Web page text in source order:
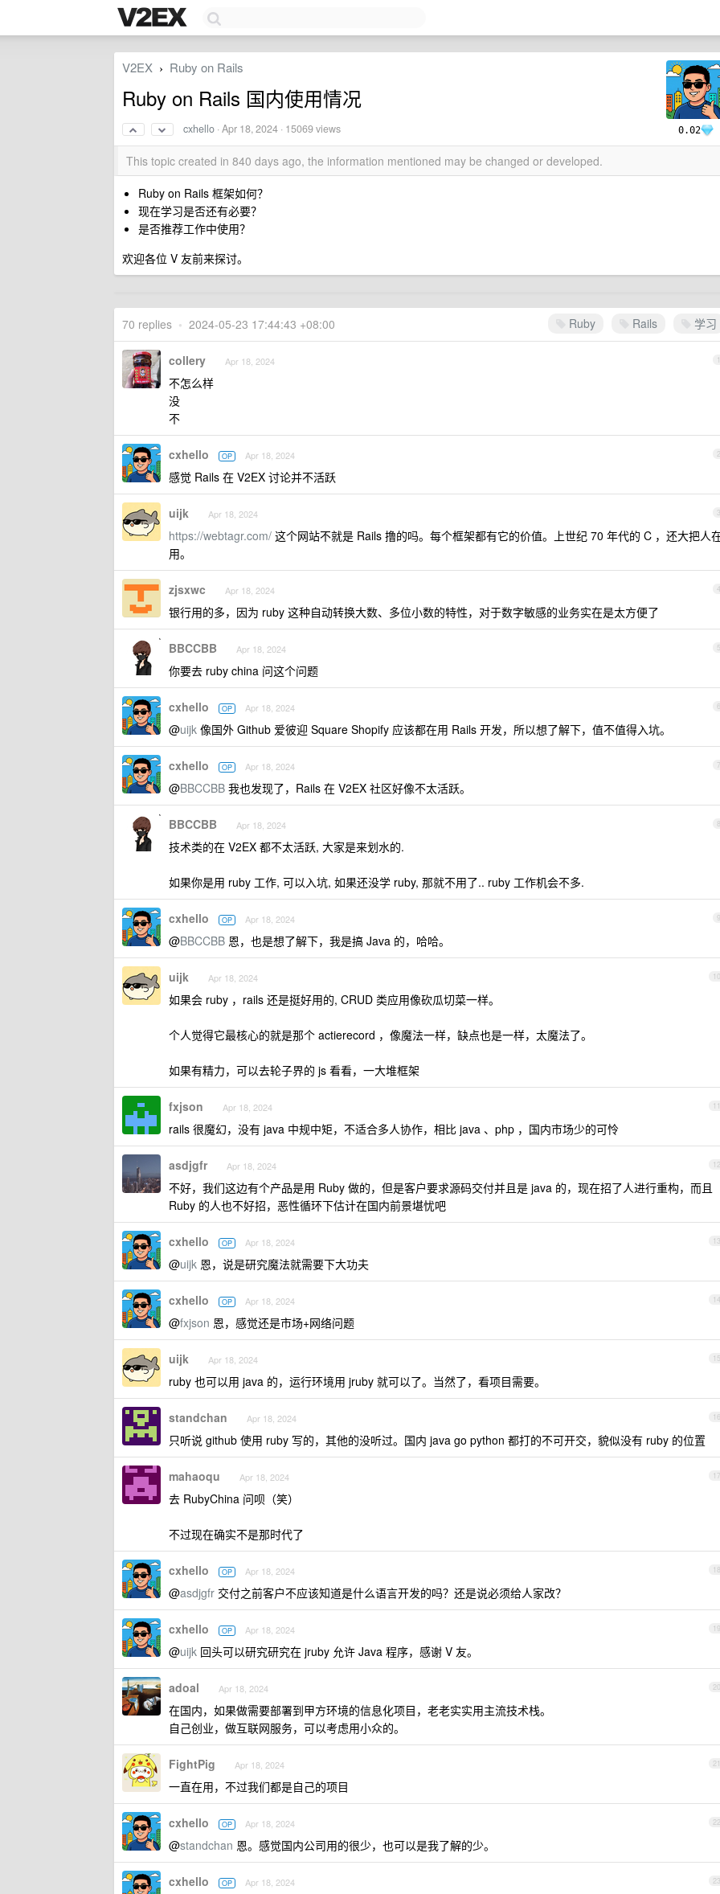
0.02
V2EX › Ruby on Rails
Ruby on Rails 国内使用情况
cxhello ·Apr 18, 2024 · 15069 views
This topic created in 840 days ago, the information mentioned may be changed or developed.
Ruby on Rails 框架如何？
现在学习是否还有必要？
是否推荐工作中使用？
欢迎各位 V 友前来探讨。
Ruby Rails 学习
70 replies • 2024-05-23 17:44:43 +08:00
1
collery Apr 18, 2024
不怎么样
没
不
2
cxhello OP Apr 18, 2024
感觉 Rails 在 V2EX 讨论并不活跃
3
uijk Apr 18, 2024
https://webtagr.com/ 这个网站不就是 Rails 撸的吗。每个框架都有它的价值。上世纪 70 年代的 C ，还大把人
用。
4
zjsxwc Apr 18, 2024
银行用的多，因为 ruby 这种自动转换大数、多位小数的特性，对于数字敏感的业务实在是太方便了
5
BBCCBB Apr 18, 2024
你要去 ruby china 问这个问题
6
cxhello OP Apr 18, 2024
@uijk 像国外 Github 爱彼迎 Square Shopify 应该都在用 Rails 开发，所以想了解下，值不值得入坑。
7
cxhello OP Apr 18, 2024
@BBCCBB 我也发现了，Rails 在 V2EX 社区好像不太活跃。
8
BBCCBB Apr 18, 2024
技术类的在 V2EX 都不太活跃, 大家是来划水的.
如果你是用 ruby 工作, 可以入坑, 如果还没学 ruby, 那就不用了.. ruby 工作机会不多.
9
cxhello OP Apr 18, 2024
@BBCCBB 恩，也是想了解下，我是搞 Java 的，哈哈。
10
uijk Apr 18, 2024
如果会 ruby ，rails 还是挺好用的, CRUD 类应用像砍瓜切菜一样。
个人觉得它最核心的就是那个 actierecord ，像魔法一样，缺点也是一样，太魔法了。
如果有精力，可以去轮子界的 js 看看，一大堆框架
11
fxjson Apr 18, 2024
rails 很魔幻，没有 java 中规中矩，不适合多人协作，相比 java 、php ，国内市场少的可怜
12
asdjgfr Apr 18, 2024
不好，我们这边有个产品是用 Ruby 做的，但是客户要求源码交付并且是 java 的，现在招了人进行重构，而且
Ruby 的人也不好招，恶性循环下估计在国内前景堪忧吧
13
cxhello OP Apr 18, 2024
@uijk 恩，说是研究魔法就需要下大功夫
14
cxhello OP Apr 18, 2024
@fxjson 恩，感觉还是市场+网络问题
15
uijk Apr 18, 2024
ruby 也可以用 java 的，运行环境用 jruby 就可以了。当然了，看项目需要。
16
standchan Apr 18, 2024
只听说 github 使用 ruby 写的，其他的没听过。国内 java go python 都打的不可开交，貌似没有 ruby 的位置
17
mahaoqu Apr 18, 2024
去 RubyChina 问呗（笑）
不过现在确实不是那时代了
18
cxhello OP Apr 18, 2024
@asdjgfr 交付之前客户不应该知道是什么语言开发的吗？还是说必须给人家改？
19
cxhello OP Apr 18, 2024
@uijk 回头可以研究研究在 jruby 允许 Java 程序，感谢 V 友。
20
adoal Apr 18, 2024
在国内，如果做需要部署到甲方环境的信息化项目，老老实实用主流技术栈。
自己创业，做互联网服务，可以考虑用小众的。
21
FightPig Apr 18, 2024
一直在用，不过我们都是自己的项目
22
cxhello OP Apr 18, 2024
@standchan 恩。感觉国内公司用的很少，也可以是我了解的少。
23
cxhello OP Apr 18, 2024